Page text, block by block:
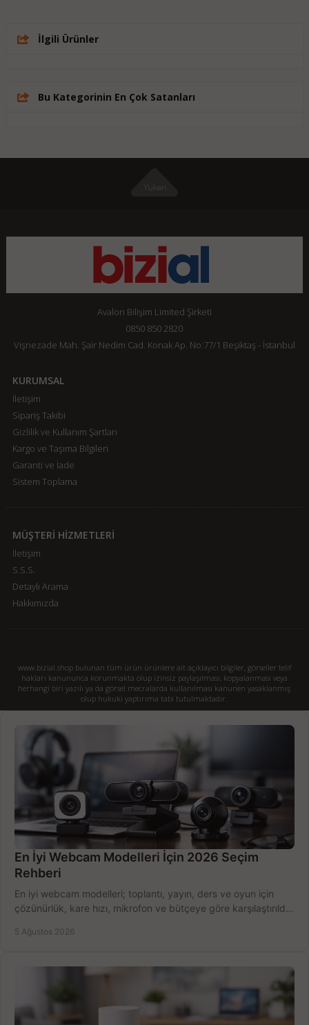
İlgili Ürünler
Bu Kategorinin En Çok Satanları
Avalon Bilişim Limited Şirketi
0850 850 2820
Vişnezade Mah. Şair Nedim Cad. Konak Ap. No:77/1 Beşiktaş - İstanbul
KURUMSAL
İletişim
Sipariş Takibi
Gizlilik ve Kullanım Şartları
Kargo ve Taşıma Bilgileri
Garanti ve İade
Sistem Toplama
MÜŞTERİ HİZMETLERİ
İletişim
S.S.S.
Detaylı Arama
Hakkımızda
www.bizial.shop bulunan tüm ürün ürünlere ait açıklayıcı bilgiler, görseller telif
hakları kanununca korunmakta olup izinsiz paylaşılması, kopyalanması veya
herhangi biri yazılı ya da görsel mecralarda kullanılması kanunen yasaklanmış
olup hukuki yaptırıma tabi tutulmaktadır.
En İyi Webcam Modelleri İçin 2026 Seçim
Rehberi
En iyi webcam modelleri; toplantı, yayın, ders ve oyun için
çözünürlük, kare hızı, mikrofon ve bütçeye göre karşılaştırıldı.
5 Ağustos 2026